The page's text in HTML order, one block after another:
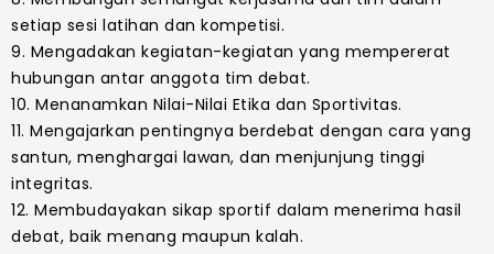
setiap sesi latihan dan kompetisi.
9. Mengadakan kegiatan-kegiatan yang mempererat
hubungan antar anggota tim debat.
10. Menanamkan Nilai-Nilai Etika dan Sportivitas.
11. Mengajarkan pentingnya berdebat dengan cara yang
santun, menghargai lawan, dan menjunjung tinggi
integritas.
12. Membudayakan sikap sportif dalam menerima hasil
debat, baik menang maupun kalah.